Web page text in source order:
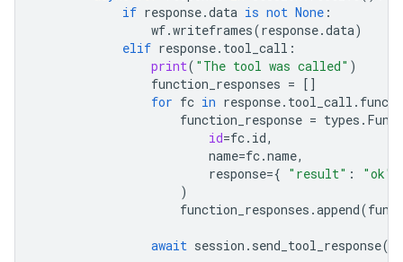
if response.data is not None :
wf.writeframes(response.data)
elif response. tool_call :
print( "The tool was called" )
function_responses = []
for fc in response. tool_call .
function_response = types .
id=fc. id,
name=fc.name,
response={ "result" : "ok"
)
function_responses .append(
await session . send_tool_response(